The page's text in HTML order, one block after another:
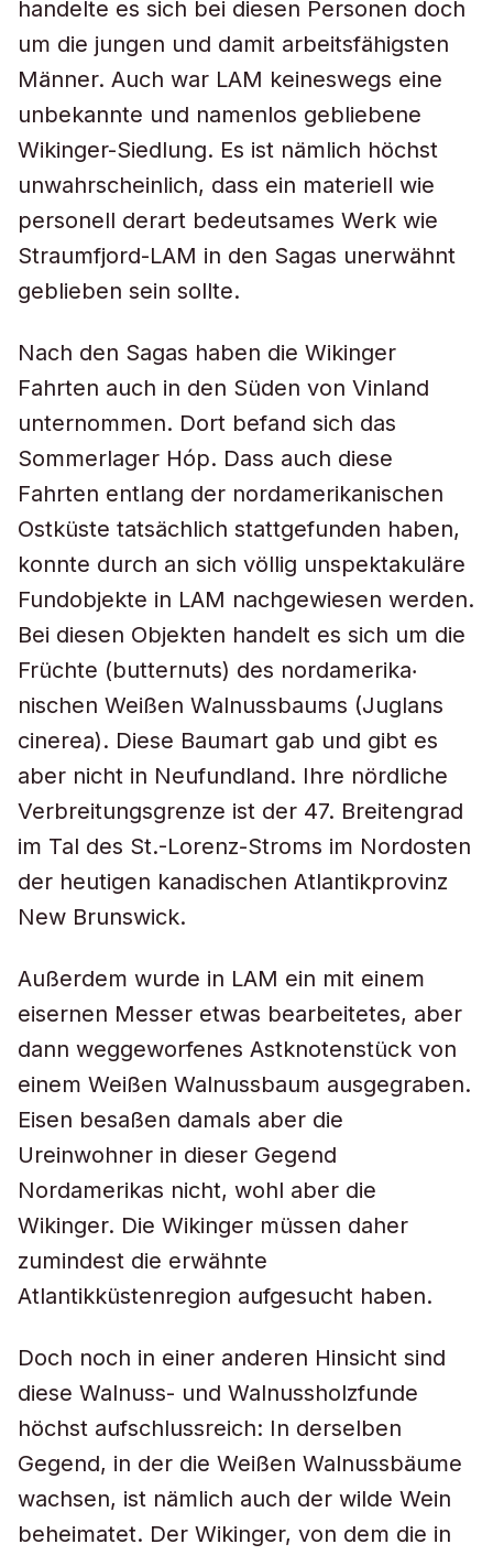
handelte es sich bei diesen Personen doch
um die jungen und damit arbeitsfähigsten
Männer. Auch war LAM keineswegs eine
unbekannte und namenlos gebliebene
Wikinger-Siedlung. Es ist nämlich höchst
unwahrscheinlich, dass ein materiell wie
personell derart bedeutsames Werk wie
Straumfjord-LAM in den Sagas unerwähnt
geblieben sein sollte.
Nach den Sagas haben die Wikinger
Fahrten auch in den Süden von Vinland
unternommen. Dort befand sich das
Sommerlager Hóp. Dass auch diese
Fahrten entlang der nordamerikanischen
Ostküste tatsächlich stattgefunden haben,
konnte durch an sich völlig unspektakuläre
Fundobjekte in LAM nachgewiesen werden.
Bei diesen Objekten handelt es sich um die
Früchte (butternuts) des nordamerika‧
nischen Weißen Walnussbaums (Juglans
cinerea). Diese Baumart gab und gibt es
aber nicht in Neufundland. Ihre nördliche
Verbreitungsgrenze ist der 47. Breitengrad
im Tal des St.-Lorenz-Stroms im Nordosten
der heutigen kanadischen Atlantikprovinz
New Brunswick.
Außerdem wurde in LAM ein mit einem
eisernen Messer etwas bearbeitetes, aber
dann weggeworfenes Astknotenstück von
einem Weißen Walnussbaum ausgegraben.
Eisen besaßen damals aber die
Ureinwohner in dieser Gegend
Nordamerikas nicht, wohl aber die
Wikinger. Die Wikinger müssen daher
zumindest die erwähnte
Atlantikküstenregion aufgesucht haben.
Doch noch in einer anderen Hinsicht sind
diese Walnuss- und Walnussholzfunde
höchst aufschlussreich: In derselben
Gegend, in der die Weißen Walnussbäume
wachsen, ist nämlich auch der wilde Wein
beheimatet. Der Wikinger, von dem die in